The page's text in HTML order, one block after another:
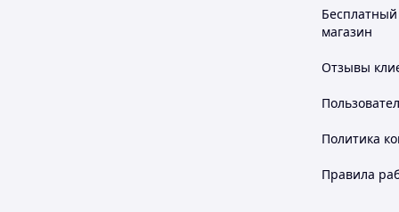
Бесплатный
магазин
Отзывы
Политика
Правила